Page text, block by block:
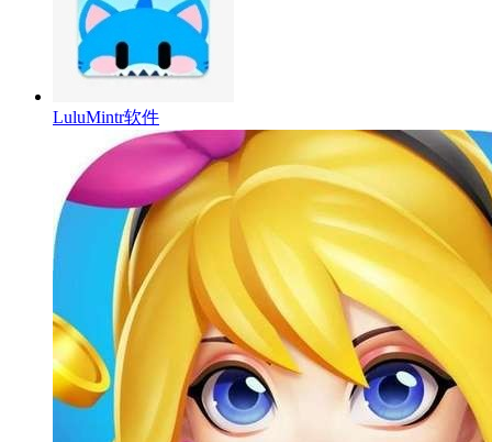
LuluMintr软件